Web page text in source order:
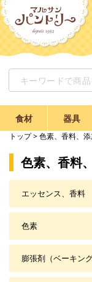
食材 器具
トップ> 色素、香料、添
色素、香料
エッセンス、香料
色素
膨張剤（ベーキン